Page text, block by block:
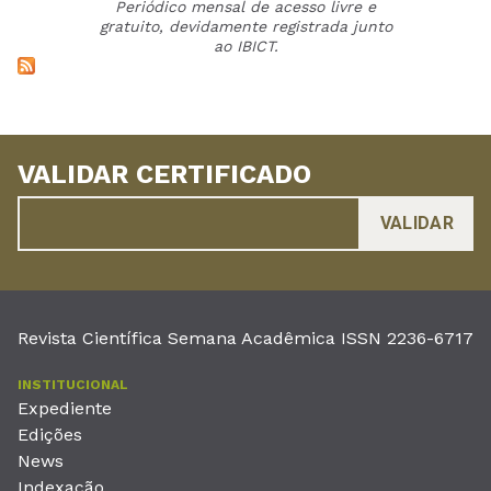
Periódico mensal de acesso livre e
gratuito, devidamente registrada junto
ao IBICT.
VALIDAR CERTIFICADO
Revista Científica Semana Acadêmica ISSN 2236-6717
INSTITUCIONAL
Expediente
Edições
News